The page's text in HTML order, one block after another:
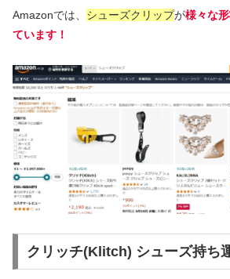
Amazonでは、 シューズクリップが様々な
ています！
クリッチ(Klitch) シューズ持ち